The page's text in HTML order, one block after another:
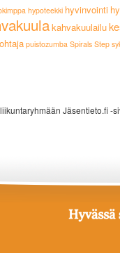
hypoteekki hyvinvointi
kahvakuulailu
puistozumba Spirals Step
Jäsentieto.fi -